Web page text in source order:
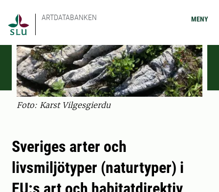
ARTDATABANKEN MENY
Foto: Karst Vilgesgierdu
Sveriges arter och
livsmiljötyper (naturtyper) i